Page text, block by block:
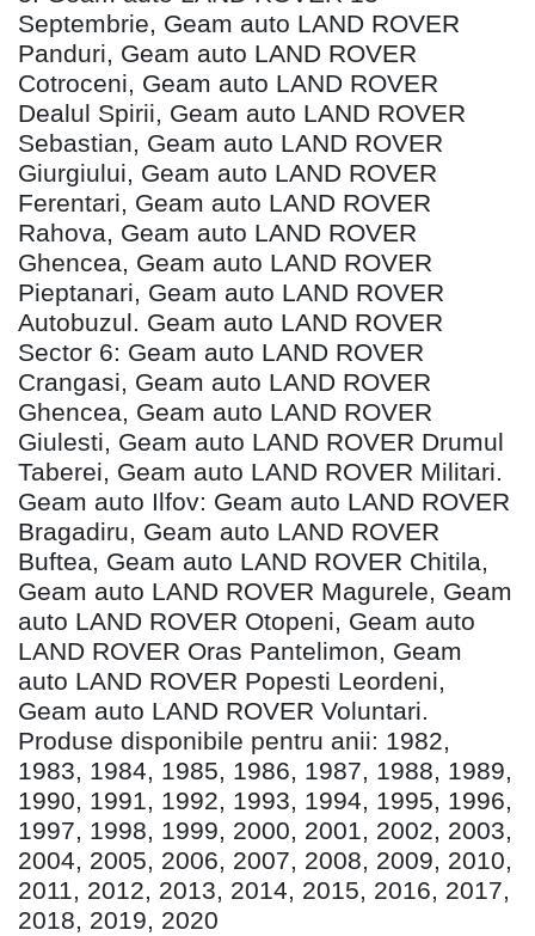
Septembrie, Geam auto LAND ROVER
Panduri, Geam auto LAND ROVER
Cotroceni, Geam auto LAND ROVER
Dealul Spirii, Geam auto LAND ROVER
Sebastian, Geam auto LAND ROVER
Giurgiului, Geam auto LAND ROVER
Ferentari, Geam auto LAND ROVER
Rahova, Geam auto LAND ROVER
Ghencea, Geam auto LAND ROVER
Pieptanari, Geam auto LAND ROVER
Autobuzul. Geam auto LAND ROVER
Sector 6: Geam auto LAND ROVER
Crangasi, Geam auto LAND ROVER
Ghencea, Geam auto LAND ROVER
Giulesti, Geam auto LAND ROVER Drumul
Taberei, Geam auto LAND ROVER Militari.
Geam auto Ilfov: Geam auto LAND ROVER
Bragadiru, Geam auto LAND ROVER
Buftea, Geam auto LAND ROVER Chitila,
Geam auto LAND ROVER Magurele, Geam
auto LAND ROVER Otopeni, Geam auto
LAND ROVER Oras Pantelimon, Geam
auto LAND ROVER Popesti Leordeni,
Geam auto LAND ROVER Voluntari.
Produse disponibile pentru anii: 1982,
1983, 1984, 1985, 1986, 1987, 1988, 1989,
1990, 1991, 1992, 1993, 1994, 1995, 1996,
1997, 1998, 1999, 2000, 2001, 2002, 2003,
2004, 2005, 2006, 2007, 2008, 2009, 2010,
2011, 2012, 2013, 2014, 2015, 2016, 2017,
2018, 2019, 2020